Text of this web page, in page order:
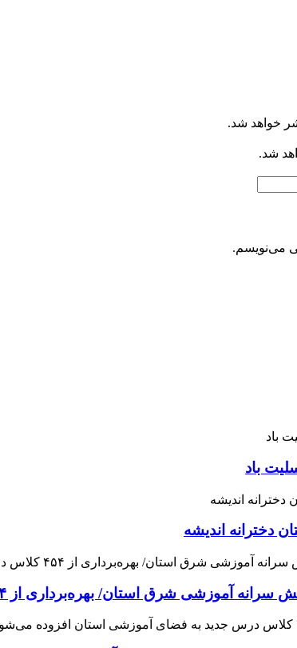
خواهد شد.
شد.
می‌نویسم.
باد
دخترانه اندیشه
شرق استان/ بهره‌برداری از ۴۵۴ کلاس درس تا مهرماه